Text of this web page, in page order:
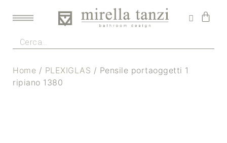
Home / PLEXIGLAS / Pensile portaoggetti 1
ripiano 1380